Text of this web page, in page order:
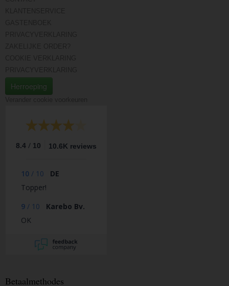
Herroeping
8.4 / 10 10.6K reviews
10 / 10
DE
Topper!
9 / 10
Karebo Bv.
OK
Betaalmethodes